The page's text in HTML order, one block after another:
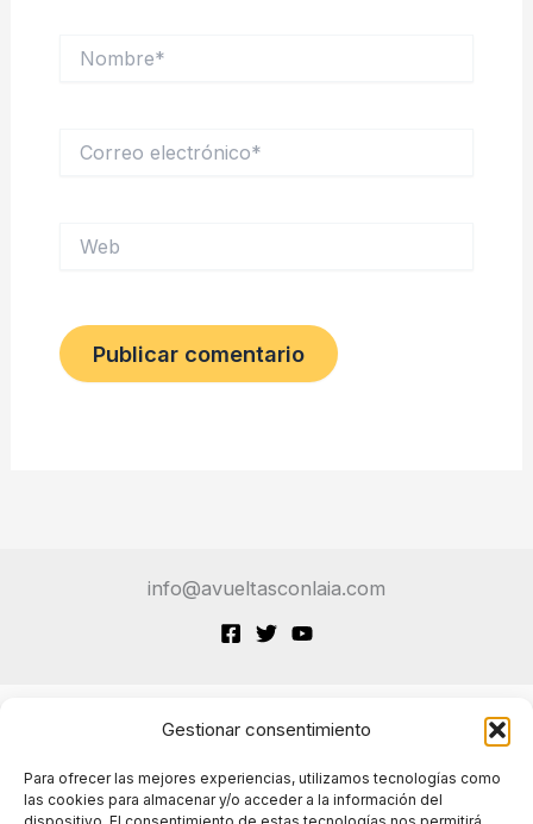
Gestionar consentimiento
Para ofrecer las mejores experiencias, utilizamos tecnologías como
las cookies para almacenar y/o acceder a la información del
electrónico*
info@avueltasconlaia.com